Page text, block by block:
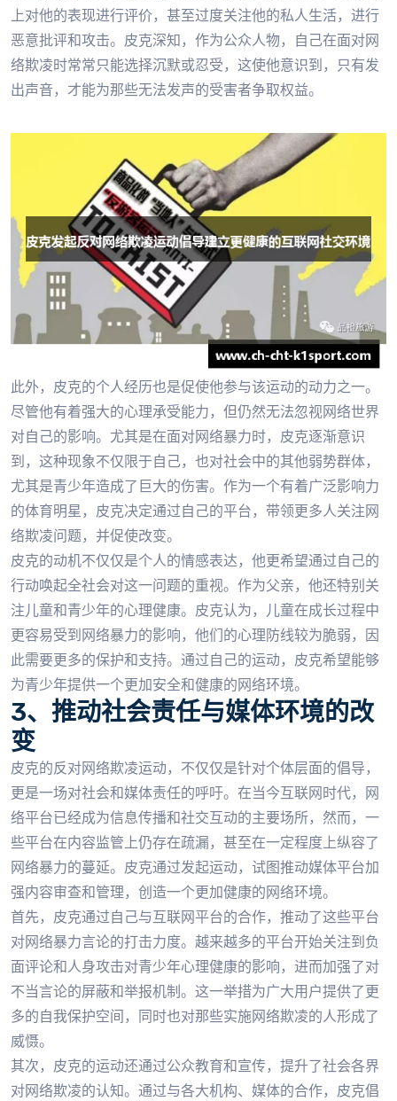
上对他的表现进行评价，甚至过度关注他的私人生活，进行
恶意批评和攻击。皮克深知，作为公众人物，自己在面对网
络欺凌时常常只能选择沉默或忍受，这使他意识到，只有发
出声音，才能为那些无法发声的受害者争取权益。
此外，皮克的个人经历也是促使他参与该运动的动力之一。
尽管他有着强大的心理承受能力，但仍然无法忽视网络世界
对自己的影响。尤其是在面对网络暴力时，皮克逐渐意识
到，这种现象不仅限于自己，也对社会中的其他弱势群体，
尤其是青少年造成了巨大的伤害。作为一个有着广泛影响力
的体育明星，皮克决定通过自己的平台，带领更多人关注网
络欺凌问题，并促使改变。
皮克的动机不仅仅是个人的情感表达，他更希望通过自己的
行动唤起全社会对这一问题的重视。作为父亲，他还特别关
注儿童和青少年的心理健康。皮克认为，儿童在成长过程中
更容易受到网络暴力的影响，他们的心理防线较为脆弱，因
此需要更多的保护和支持。通过自己的运动，皮克希望能够
为青少年提供一个更加安全和健康的网络环境。
3、推动社会责任与媒体环境的改
变
皮克的反对网络欺凌运动，不仅仅是针对个体层面的倡导，
更是一场对社会和媒体责任的呼吁。在当今互联网时代，网
络平台已经成为信息传播和社交互动的主要场所，然而，一
些平台在内容监管上仍存在疏漏，甚至在一定程度上纵容了
网络暴力的蔓延。皮克通过发起运动，试图推动媒体平台加
强内容审查和管理，创造一个更加健康的网络环境。
首先，皮克通过自己与互联网平台的合作，推动了这些平台
对网络暴力言论的打击力度。越来越多的平台开始关注到负
面评论和人身攻击对青少年心理健康的影响，进而加强了对
不当言论的屏蔽和举报机制。这一举措为广大用户提供了更
多的自我保护空间，同时也对那些实施网络欺凌的人形成了
威慑。
其次，皮克的运动还通过公众教育和宣传，提升了社会各界
对网络欺凌的认知。通过与各大机构、媒体的合作，皮克倡